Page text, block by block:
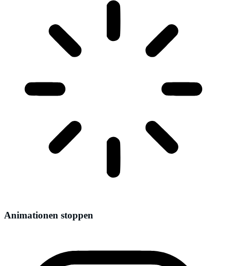
Animationen stoppen